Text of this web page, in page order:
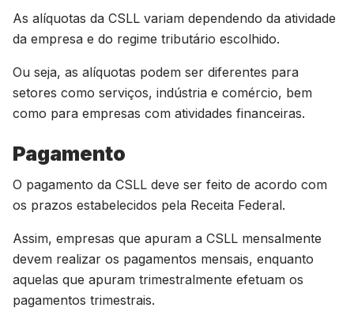
As alíquotas da CSLL variam dependendo da atividade
da empresa e do regime tributário escolhido.
Ou seja, as alíquotas podem ser diferentes para
setores como serviços, indústria e comércio, bem
como para empresas com atividades financeiras.
Pagamento
O pagamento da CSLL deve ser feito de acordo com
os prazos estabelecidos pela Receita Federal.
Assim, empresas que apuram a CSLL mensalmente
devem realizar os pagamentos mensais, enquanto
aquelas que apuram trimestralmente efetuam os
pagamentos trimestrais.